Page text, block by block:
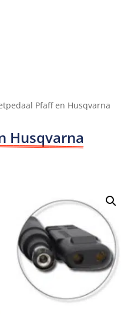
Pfaff en Husqvarna
Husqvarna